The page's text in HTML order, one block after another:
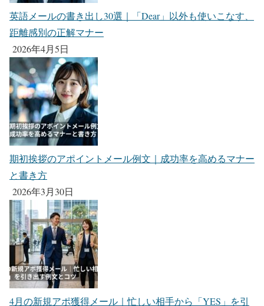
英語メールの書き出し30選｜「Dear」以外も使いこなす、
距離感別の正解マナー
2026年4月5日
期初挨拶のアポイントメール例文｜成功率を高めるマナー
と書き方
2026年3月30日
4月の新規アポ獲得メール｜忙しい相手から「YES」を引